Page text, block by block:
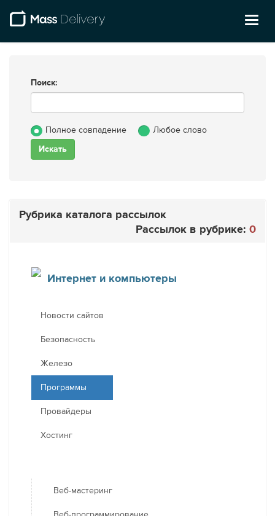
Поиск:
Полное совпадение Любое слово
Рубрика каталога рассылок
Рассылок в рубрике: 0
Интернет и компьютеры
Новости сайтов
Безопасность
Железо
Программы
Провайдеры
Хостинг
Веб-мастеринг